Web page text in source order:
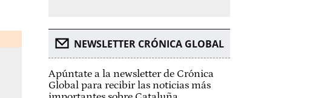
NEWSLETTER CRÓNICA GLOBAL
Apúntate a la newsletter de Crónica
Global para recibir las noticias más